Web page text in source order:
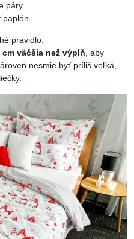
páry
paplón
pravidlo:
väčšia než výplň , aby
nesmie byť príliš veľká,